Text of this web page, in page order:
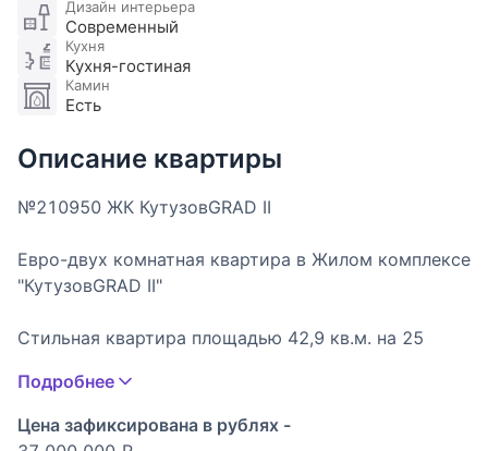
Дизайн интерьера
Современный
Кухня
Кухня-гостиная
Камин
Есть
Описание квартиры
№210950 ЖК КутузовGRAD II
Евро-двух комнатная квартира в Жилом комплексе
"КутузовGRAD II"
Стильная квартира площадью 42,9 кв.м. на 25
класса. Пространство продумано до мелочей:
просторная кухня-гостиная для жизни и встреч,
камин, отдельная спальня, функциональный
Подробнее
Цена зафиксирована в рублях -